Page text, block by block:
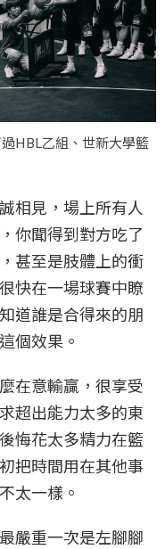
HBL乙組、世新大學籃
相見，場上所有人
你聞得到對方吃了
甚至是肢體上的衝
快在一場球賽中瞭
道誰是合得來的朋
個效果。
在意輸贏，很享受
超出能力太多的東
悔花太多精力在籃
把時間用在其他事
太一樣。
嚴重一次是左腳腳